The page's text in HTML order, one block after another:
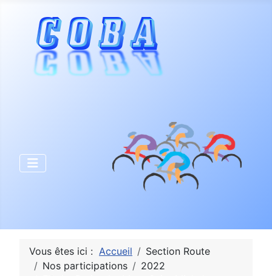
Vous êtes ici : Accueil
Section Route
Nos participations
2022